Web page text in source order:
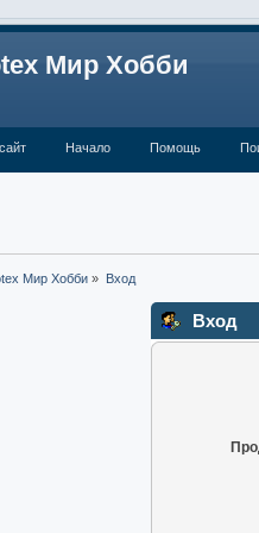
Мир Хобби
Начало Помощь
Мир Хобби » Вход
Вход